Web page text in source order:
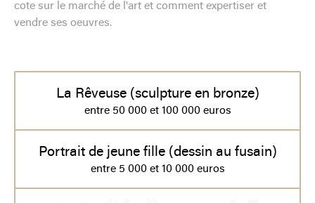
cote sur le marché de l'art et comment expertiser et
vendre ses oeuvres.
La Rêveuse (sculpture en bronze)
entre 50 000 et 100 000 euros
Portrait de jeune fille (dessin au fusain)
entre 5 000 et 10 000 euros